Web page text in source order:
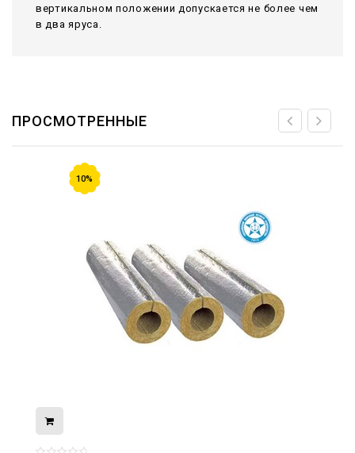
вертикальном положении допускается не более чем
в два яруса.
ПРОСМОТРЕННЫЕ
10%